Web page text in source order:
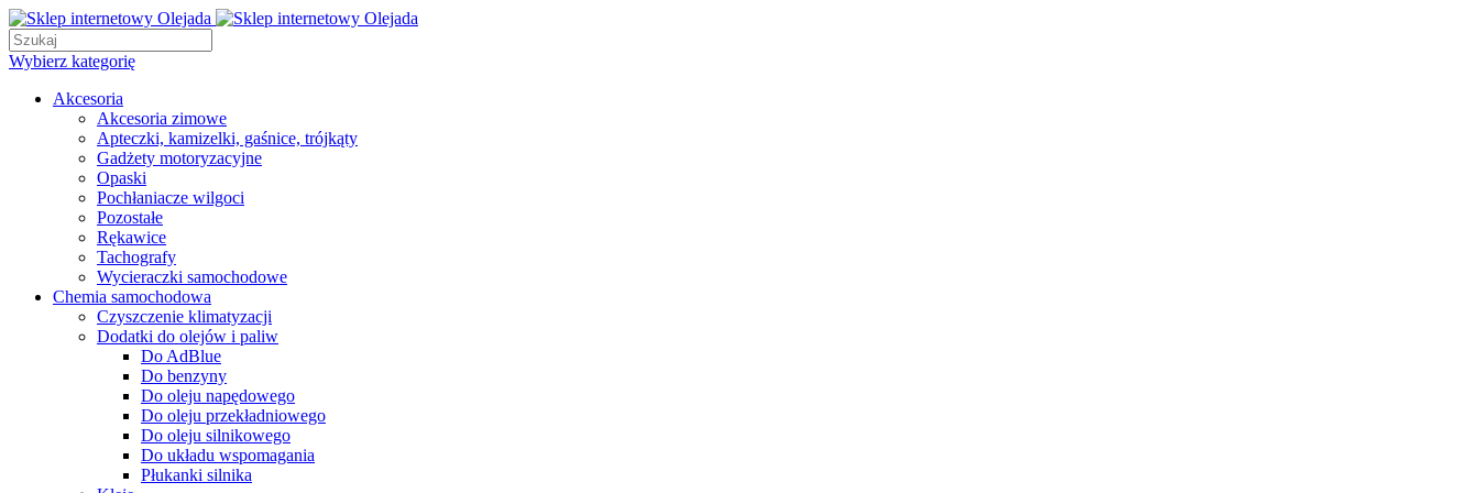
Wybierz kategorię
Akcesoria
Akcesoria zimowe
Apteczki, kamizelki, gaśnice, trójkąty
Gadżety motoryzacyjne
Opaski
Pochłaniacze wilgoci
Pozostałe
Rękawice
Tachografy
Wycieraczki samochodowe
Chemia samochodowa
Czyszczenie klimatyzacji
Dodatki do olejów i paliw
Do AdBlue
Do benzyny
Do oleju napędowego
Do oleju przekładniowego
Do oleju silnikowego
Do układu wspomagania
Płukanki silnika